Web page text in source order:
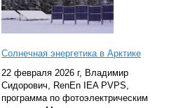
Солнечная энергетика в Арктике
22 февраля 2026 г, Владимир
Сидорович, RenEn IEA PVPS,
программа по фотоэлектрическим